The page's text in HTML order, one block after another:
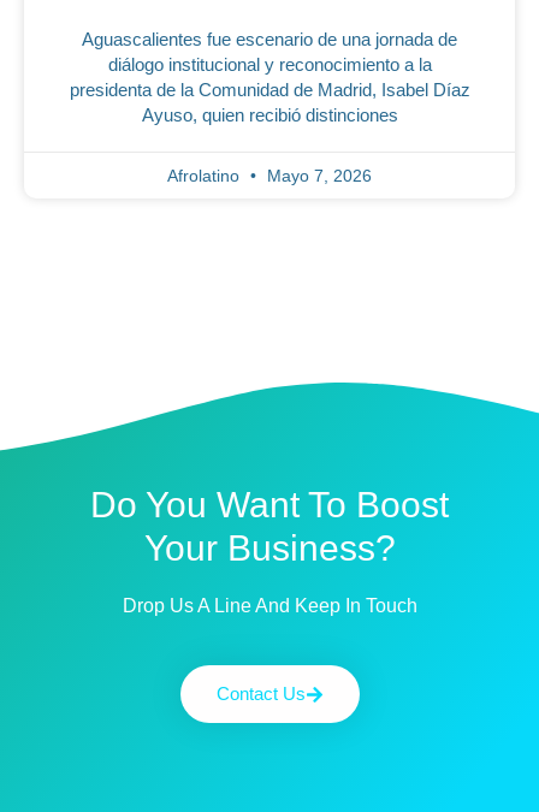
Aguascalientes fue escenario de una jornada de
diálogo institucional y reconocimiento a la
presidenta de la Comunidad de Madrid, Isabel Díaz
Ayuso, quien recibió distinciones
Afrolatino Mayo 7, 2026
Do You Want To Boost
Your Business?
Drop Us A Line And Keep In Touch
Contact Us